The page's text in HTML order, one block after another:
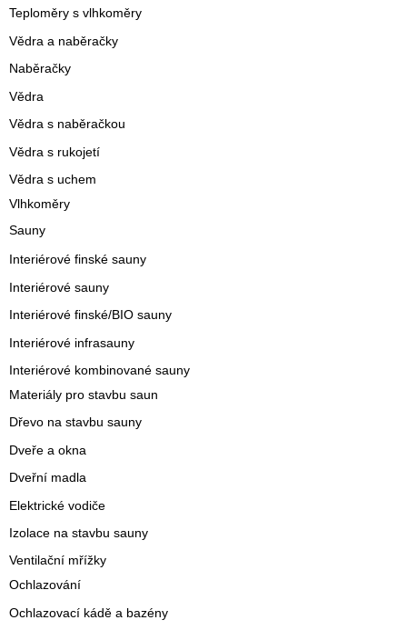
Teploměry s vlhkoměry
Vědra a naběračky
Naběračky
Vědra
Vědra s naběračkou
Vědra s rukojetí
Vědra s uchem
Vlhkoměry
Sauny
Interiérové finské sauny
Interiérové sauny
Interiérové finské/BIO sauny
Interiérové infrasauny
Interiérové kombinované sauny
Materiály pro stavbu saun
Dřevo na stavbu sauny
Dveře a okna
Dveřní madla
Elektrické vodiče
Izolace na stavbu sauny
Ventilační mřížky
Ochlazování
Ochlazovací kádě a bazény